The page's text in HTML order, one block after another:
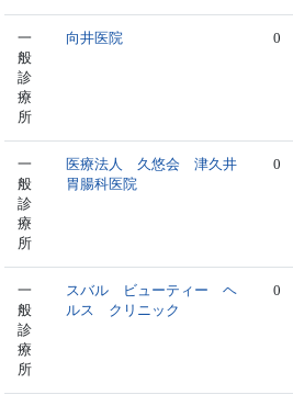
一
般
診
療
所
向井医院 0
一
般
診
療
所
医療法人 久悠会 津久井
胃腸科医院
0
一
般
診
療
所
スバル ビューティー ヘ
ルス クリニック
0